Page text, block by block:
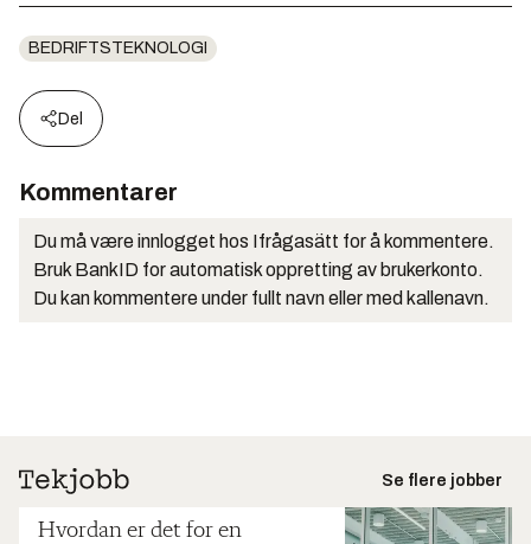
BEDRIFTSTEKNOLOGI
Del
Kommentarer
Du må være innlogget hos Ifrågasätt for å kommentere.
Bruk BankID for automatisk oppretting av brukerkonto.
Du kan kommentere under fullt navn eller med kallenavn.
Se flere jobber
Hvordan er det for en